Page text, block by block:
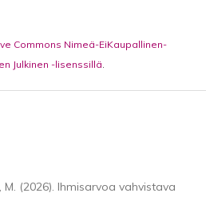
Commons Nimeä-EiKaupallinen-
Julkinen -lisenssillä.
M. (2026). Ihmisarvoa vahvistava